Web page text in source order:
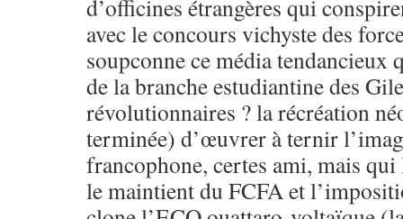
d’officines étrangères qui
avec le concours vichyste des
soupconne ce média tendancieux
de la branche estudiantine des
révolutionnaires ? la récréation
terminée) d’œuvrer à ternir
francophone, certes ami, mais
le maintient du FCFA et